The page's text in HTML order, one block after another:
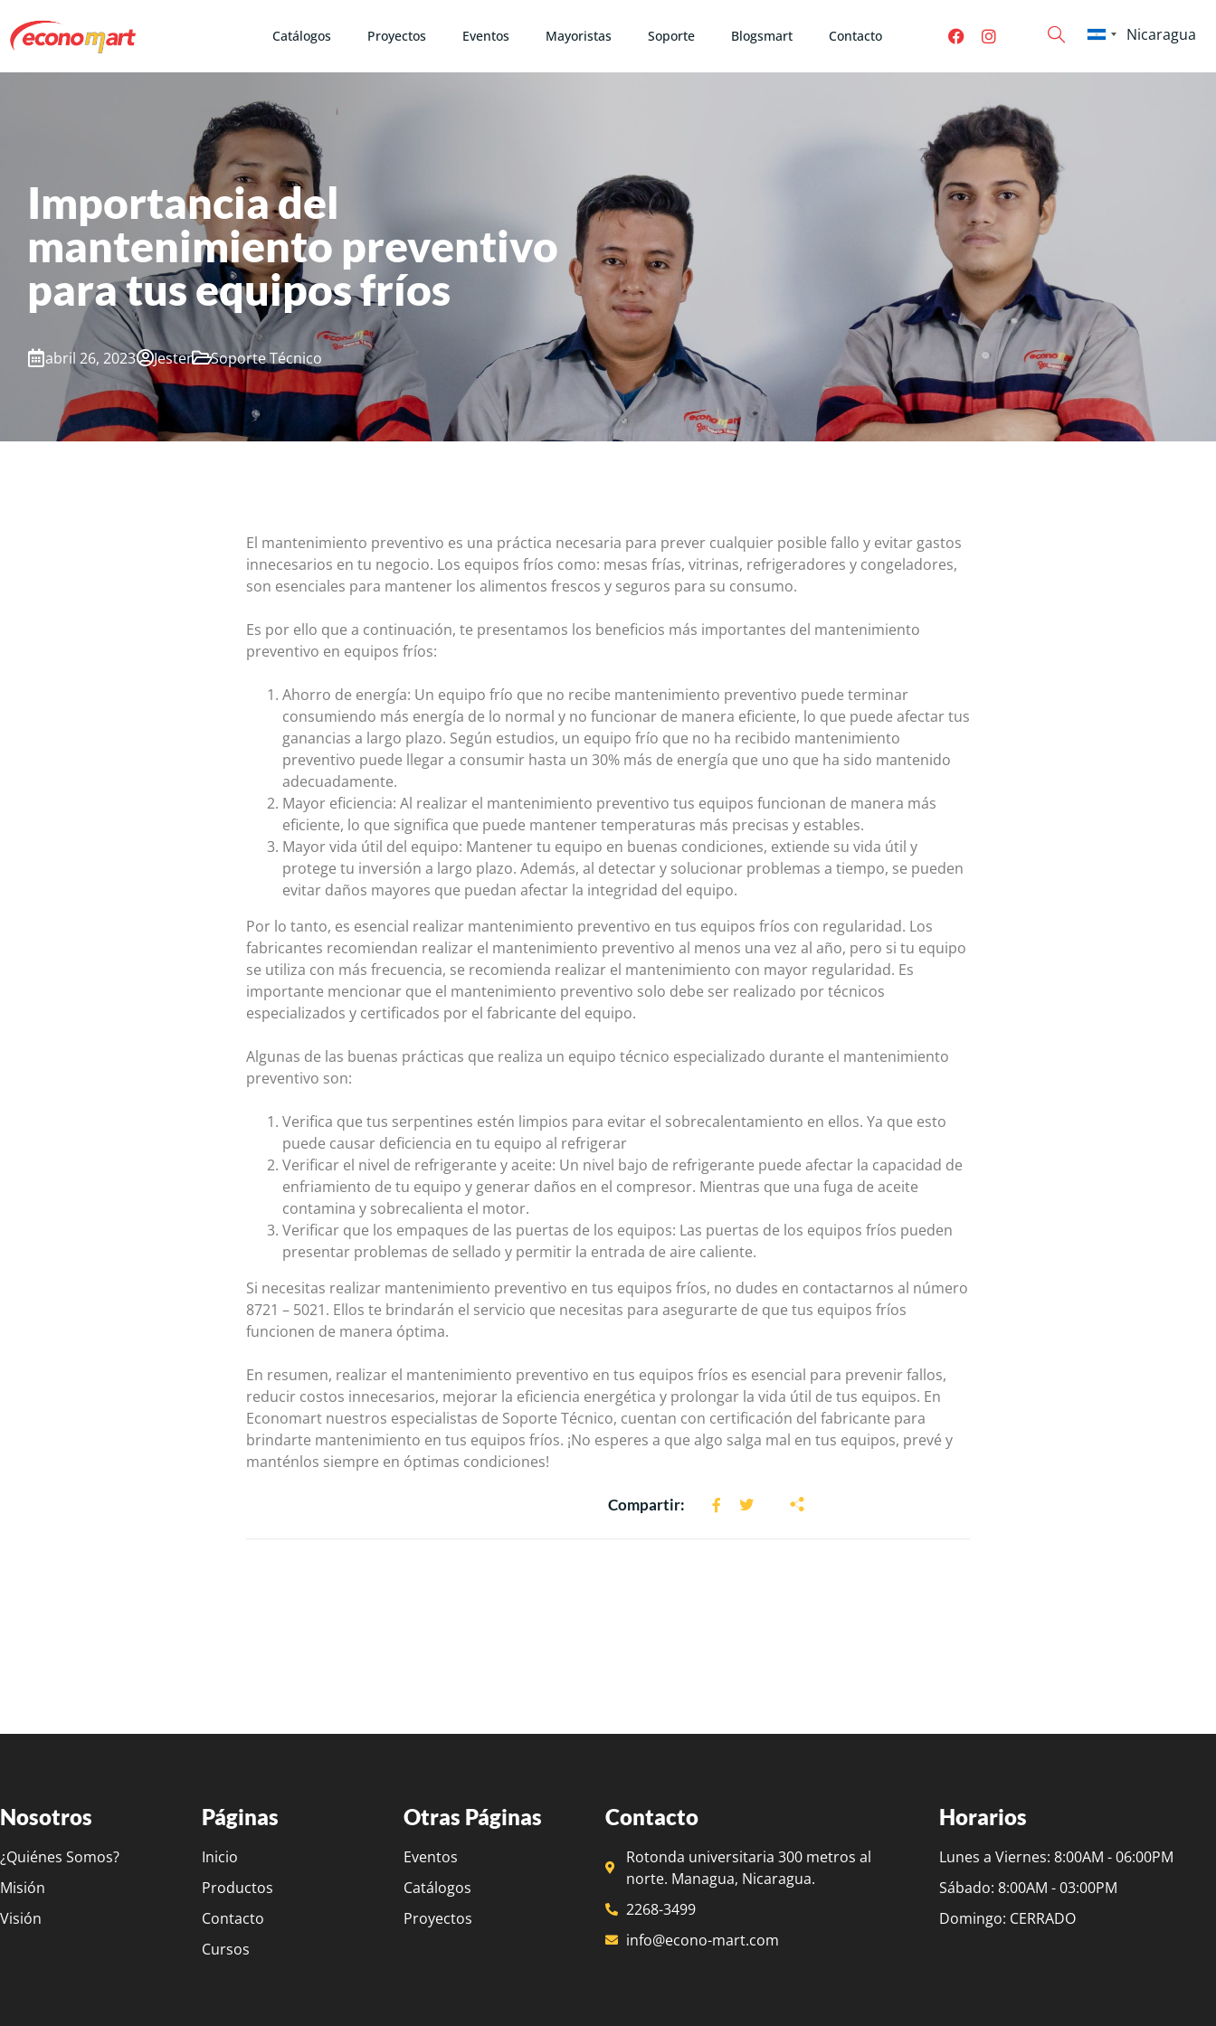
Catálogos Proyectos Eventos Mayoristas Soporte Blogsmart Contacto
Importancia del
mantenimiento preventivo
para tus equipos fríos
abril 26, 2023 Jester Soporte Técnico
El mantenimiento preventivo es una práctica necesaria para prever cualquier posible fallo y evitar gastos
innecesarios en tu negocio. Los equipos fríos como: mesas frías, vitrinas, refrigeradores y congeladores,
son esenciales para mantener los alimentos frescos y seguros para su consumo.
Es por ello que a continuación, te presentamos los beneficios más importantes del mantenimiento
preventivo en equipos fríos:
Ahorro de energía: Un equipo frío que no recibe mantenimiento preventivo puede terminar
consumiendo más energía de lo normal y no funcionar de manera eficiente, lo que puede afectar tus
ganancias a largo plazo. Según estudios, un equipo frío que no ha recibido mantenimiento
preventivo puede llegar a consumir hasta un 30% más de energía que uno que ha sido mantenido
adecuadamente.
Mayor eficiencia: Al realizar el mantenimiento preventivo tus equipos funcionan de manera más
eficiente, lo que significa que puede mantener temperaturas más precisas y estables.
Mayor vida útil del equipo: Mantener tu equipo en buenas condiciones, extiende su vida útil y
protege tu inversión a largo plazo. Además, al detectar y solucionar problemas a tiempo, se pueden
evitar daños mayores que puedan afectar la integridad del equipo.
Por lo tanto, es esencial realizar mantenimiento preventivo en tus equipos fríos con regularidad. Los
fabricantes recomiendan realizar el mantenimiento preventivo al menos una vez al año, pero si tu equipo
se utiliza con más frecuencia, se recomienda realizar el mantenimiento con mayor regularidad. Es
importante mencionar que el mantenimiento preventivo solo debe ser realizado por técnicos
especializados y certificados por el fabricante del equipo.
Algunas de las buenas prácticas que realiza un equipo técnico especializado durante el mantenimiento
preventivo son:
Verifica que tus serpentines estén limpios para evitar el sobrecalentamiento en ellos. Ya que esto
puede causar deficiencia en tu equipo al refrigerar
Verificar el nivel de refrigerante y aceite: Un nivel bajo de refrigerante puede afectar la capacidad de
enfriamiento de tu equipo y generar daños en el compresor. Mientras que una fuga de aceite
contamina y sobrecalienta el motor.
Verificar que los empaques de las puertas de los equipos: Las puertas de los equipos fríos pueden
presentar problemas de sellado y permitir la entrada de aire caliente.
Si necesitas realizar mantenimiento preventivo en tus equipos fríos, no dudes en contactarnos al número
8721 – 5021. Ellos te brindarán el servicio que necesitas para asegurarte de que tus equipos fríos
funcionen de manera óptima.
En resumen, realizar el mantenimiento preventivo en tus equipos fríos es esencial para prevenir fallos,
reducir costos innecesarios, mejorar la eficiencia energética y prolongar la vida útil de tus equipos. En
Economart nuestros especialistas de Soporte Técnico, cuentan con certificación del fabricante para
brindarte mantenimiento en tus equipos fríos. ¡No esperes a que algo salga mal en tus equipos, prevé y
manténlos siempre en óptimas condiciones!
Compartir:
Nosotros
¿Quiénes Somos?
Misión
Visión
Páginas
Inicio
Productos
Contacto
Cursos
Otras Páginas
Eventos
Catálogos
Proyectos
Contacto
Rotonda universitaria 300 metros al
norte. Managua, Nicaragua.
2268-3499
info@econo-mart.com
Horarios
Lunes a Viernes: 8:00AM - 06:00PM
Sábado: 8:00AM - 03:00PM
Domingo: CERRADO